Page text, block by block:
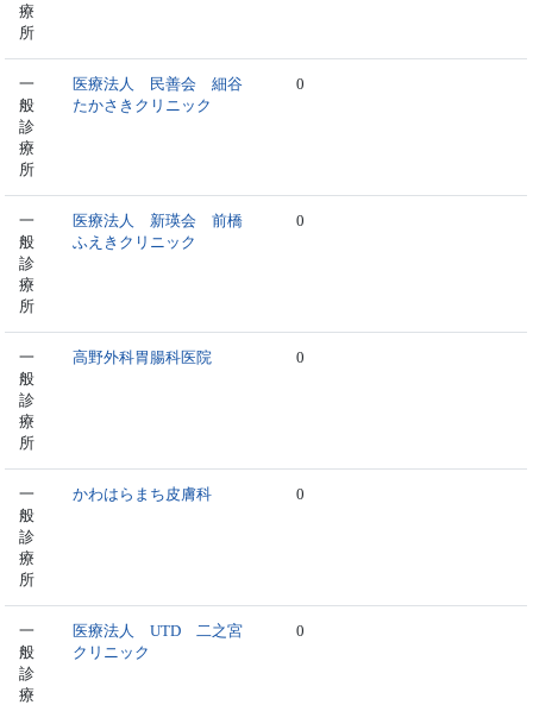
療
所
一
般
診
療
所
医療法人 民善会 細谷
たかさきクリニック
0
一
般
診
療
所
医療法人 新瑛会 前橋
ふえきクリニック
0
一
般
診
療
所
高野外科胃腸科医院 0
一
般
診
療
所
かわはらまち皮膚科 0
一
般
診
療
医療法人 UTD 二之宮
クリニック
0